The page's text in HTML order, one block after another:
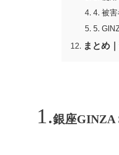
4. 被
5.
まとめ
銀座GINZA